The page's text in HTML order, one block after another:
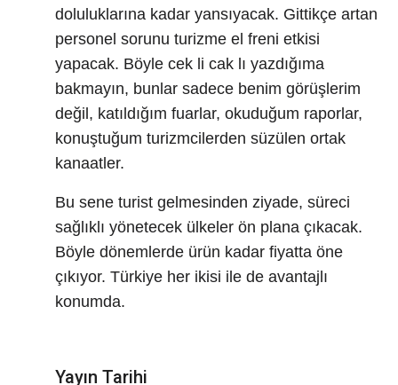
doluluklarına kadar yansıyacak. Gittikçe artan
personel sorunu turizme el freni etkisi
yapacak. Böyle cek li cak lı yazdığıma
bakmayın, bunlar sadece benim görüşlerim
değil, katıldığım fuarlar, okuduğum raporlar,
konuştuğum turizmcilerden süzülen ortak
kanaatler.
Bu sene turist gelmesinden ziyade, süreci
sağlıklı yönetecek ülkeler ön plana çıkacak.
Böyle dönemlerde ürün kadar fiyatta öne
çıkıyor. Türkiye her ikisi ile de avantajlı
konumda.
Yayın Tarihi